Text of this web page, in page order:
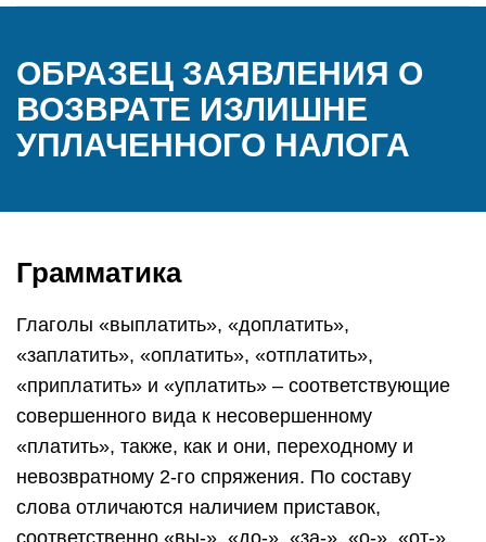
ОБРАЗЕЦ ЗАЯВЛЕНИЯ О
ВОЗВРАТЕ ИЗЛИШНЕ
УПЛАЧЕННОГО НАЛОГА
Грамматика
Глаголы «выплатить», «доплатить»,
«заплатить», «оплатить», «отплатить»,
«приплатить» и «уплатить» – соответствующие
совершенного вида к несовершенному
«платить», также, как и они, переходному и
невозвратному 2-го спряжения. По составу
слова отличаются наличием приставок,
соответственно «вы-», «до-», «за-», «о-», «от-»,